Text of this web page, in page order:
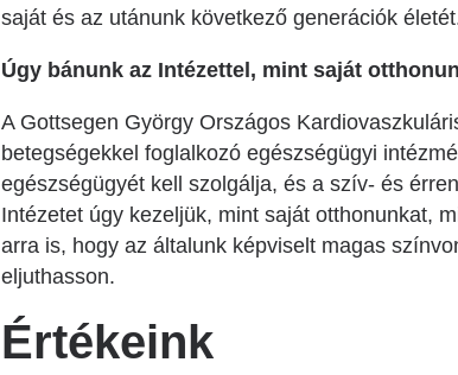
saját és az utánunk következő generációk
Úgy bánunk az Intézettel, mint saját
A Gottsegen György Országos
betegségekkel foglalkozó egészségügyi
egészségügyét kell szolgálja, és a szív- és
Intézetet úgy kezeljük, mint saját otthonunkat,
arra is, hogy az általunk képviselt magas
eljuthasson.
Értékeink